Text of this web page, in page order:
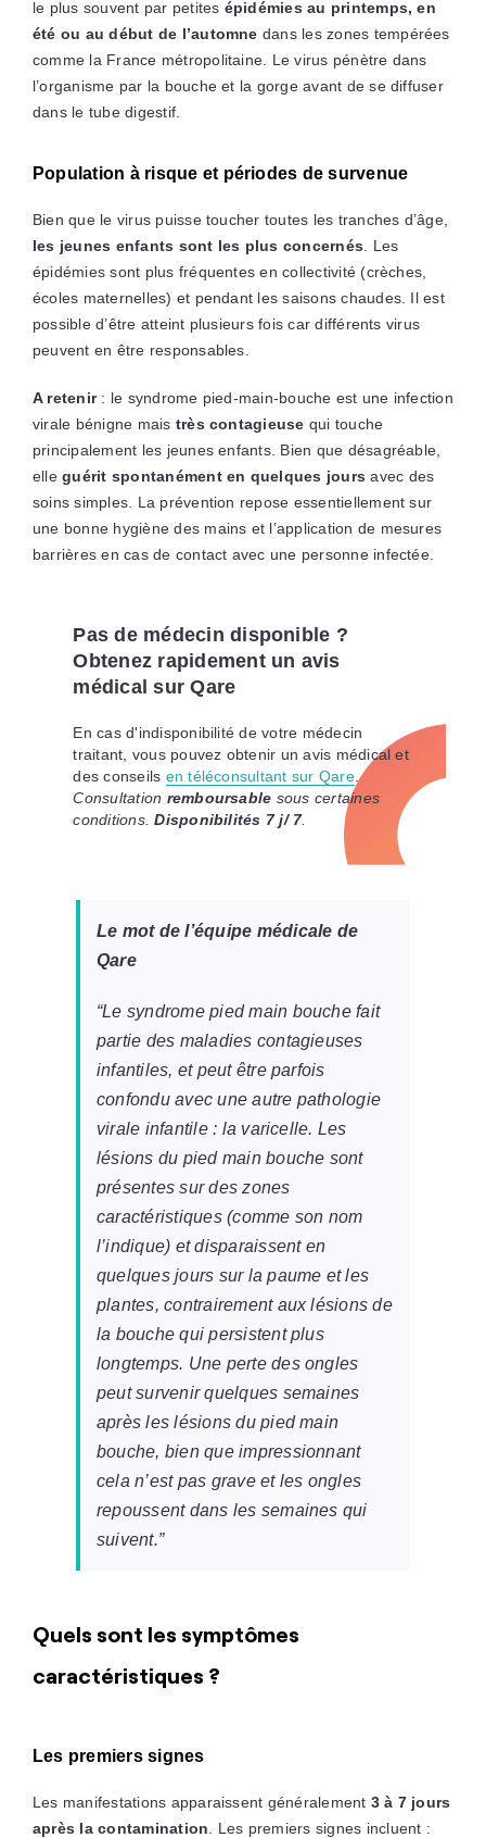
le plus souvent par petites épidémies au printemps, en
été ou au début de l’automne dans les zones tempérées
comme la France métropolitaine. Le virus pénètre dans
l’organisme par la bouche et la gorge avant de se diffuser
dans le tube digestif.
Population à risque et périodes de survenue
Bien que le virus puisse toucher toutes les tranches d’âge,
les jeunes enfants sont les plus concernés . Les
épidémies sont plus fréquentes en collectivité (crèches,
écoles maternelles) et pendant les saisons chaudes. Il est
possible d’être atteint plusieurs fois car différents virus
peuvent en être responsables.
A retenir: le syndrome pied-main-bouche est une infection
virale bénigne mais très contagieuse qui touche
principalement les jeunes enfants. Bien que désagréable,
elleguérit spontanément en quelques jours avec des
soins simples. La prévention repose essentiellement sur
une bonne hygiène des mains et l’application de mesures
barrières en cas de contact avec une personne infectée.
Pas de médecin disponible ?
Obtenez rapidement un avis
médical sur Qare
En cas d'indisponibilité de votre médecin
traitant, vous pouvez obtenir un avis médical et
des conseils en téléconsultant sur Qare.
Consultation remboursable sous certaines
conditions.Disponibilités 7 j/ 7.
Le mot de l’équipe médicale de
Qare
“Le syndrome pied main bouche fait
partie des maladies contagieuses
infantiles, et peut être parfois
confondu avec une autre pathologie
virale infantile : la varicelle. Les
lésions du pied main bouche sont
présentes sur des zones
caractéristiques (comme son nom
l’indique) et disparaissent en
quelques jours sur la paume et les
plantes, contrairement aux lésions de
la bouche qui persistent plus
longtemps. Une perte des ongles
peut survenir quelques semaines
après les lésions du pied main
bouche, bien que impressionnant
cela n’est pas grave et les ongles
repoussent dans les semaines qui
suivent.”
Quels sont les symptômes
caractéristiques ?
Les premiers signes
Les manifestations apparaissent généralement 3 à 7 jours
après la contamination . Les premiers signes incluent :